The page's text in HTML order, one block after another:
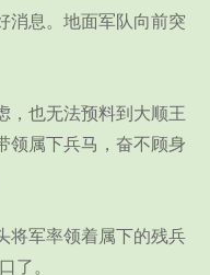
息。地面军队向前突
也无法预料到大顺王
领属下兵马，奋不顾身
军率领着属下的残兵
了。